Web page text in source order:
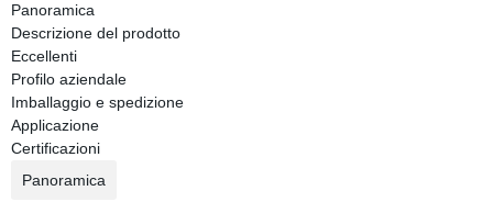
Panoramica
Descrizione del prodotto
Eccellenti
Profilo aziendale
Imballaggio e spedizione
Applicazione
Certificazioni
Panoramica